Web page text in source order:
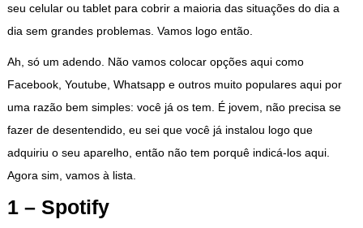
seu celular ou tablet para cobrir a maioria das situações do dia a
dia sem grandes problemas. Vamos logo então.
Ah, só um adendo. Não vamos colocar opções aqui como
Facebook, Youtube, Whatsapp e outros muito populares aqui por
uma razão bem simples: você já os tem. É jovem, não precisa se
fazer de desentendido, eu sei que você já instalou logo que
adquiriu o seu aparelho, então não tem porquê indicá-los aqui.
Agora sim, vamos à lista.
1 – Spotify